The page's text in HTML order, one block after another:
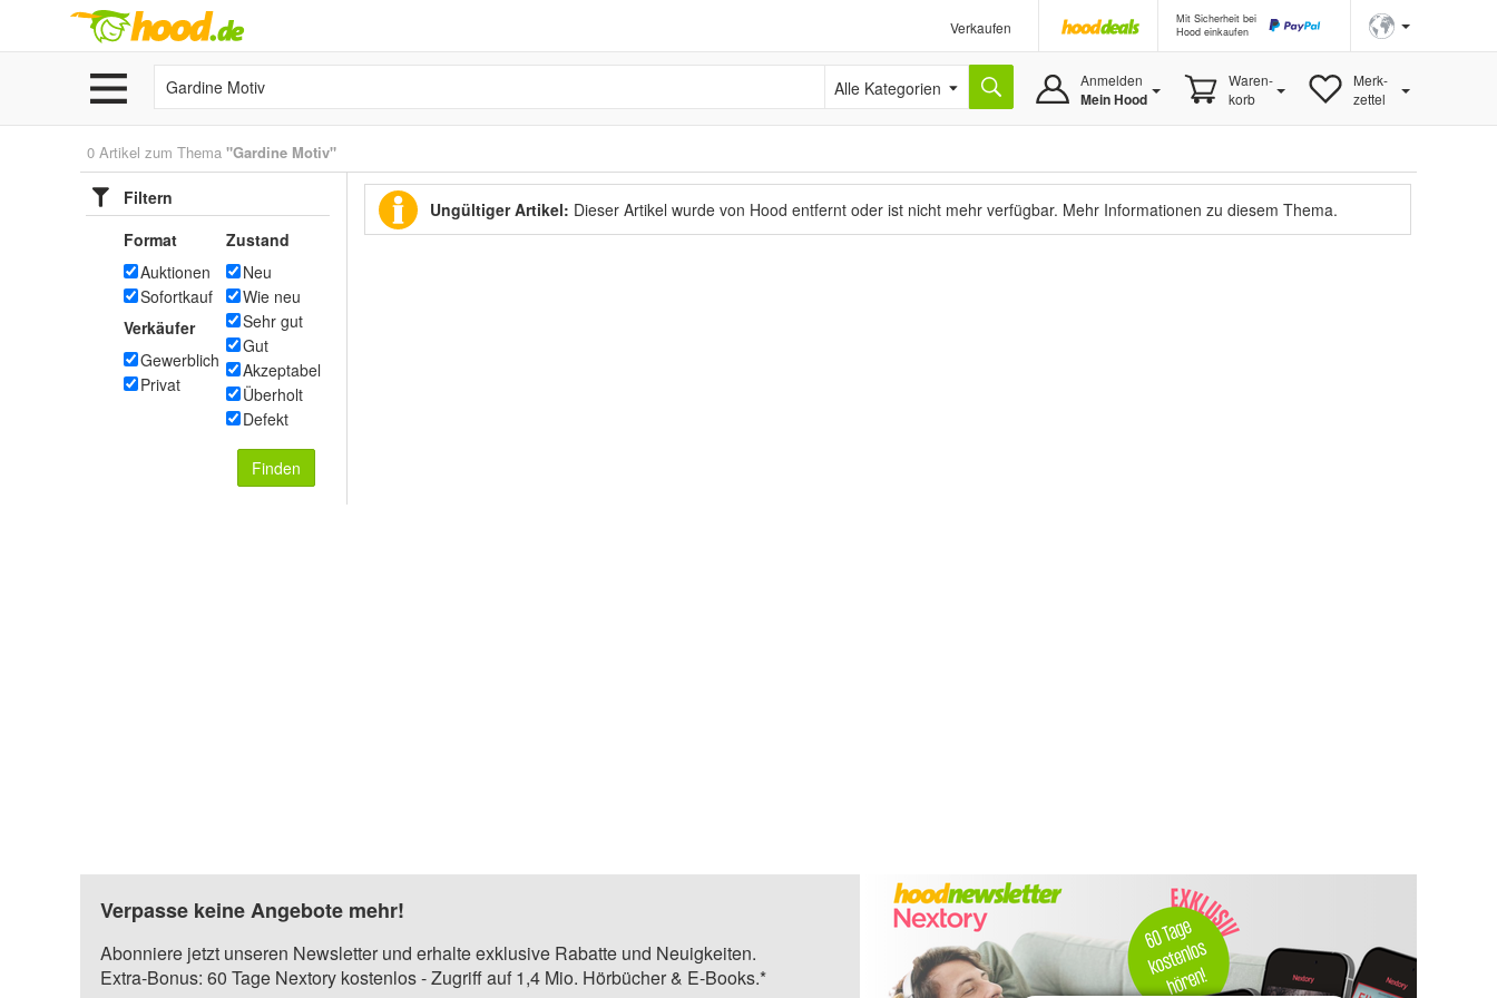
Verkaufen
Mit Sicherheit bei
Hood einkaufen
Alle Kategorien Anmelden
Mein Hood
Waren-
korb
Merk-
zettel
0 Artikel zum Thema "Gardine Motiv"
Filtern
Format
Auktionen
Sofortkauf
Verkäufer
Gewerblich
Privat
Zustand
Neu
Wie neu
Sehr gut
Gut
Akzeptabel
Überholt
Defekt
Finden
Ungültiger Artikel: Dieser Artikel wurde von Hood entfernt oder ist nicht mehr verfügbar. Mehr Informationen zu diesem Thema.
Verpasse keine Angebote mehr!
Abonniere jetzt unseren Newsletter und erhalte exklusive Rabatte und Neuigkeiten.
Extra-Bonus: 60 Tage Nextory kostenlos - Zugriff auf 1,4 Mio. Hörbücher & E-Books.*